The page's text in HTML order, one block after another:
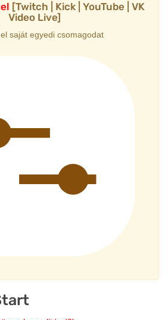
[Twitch | Kick | YouTube | VK
Video Live]
saját egyedi csomagodat